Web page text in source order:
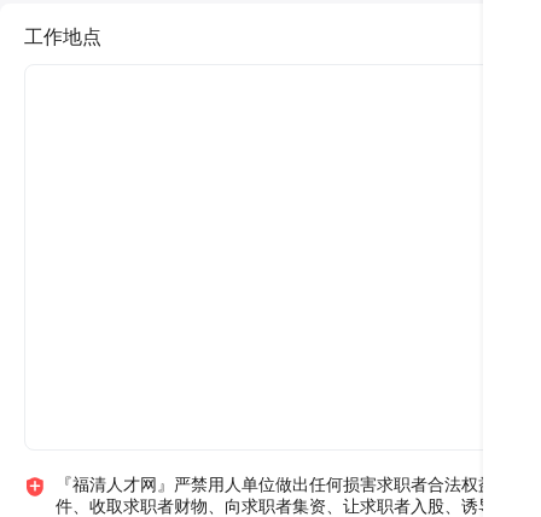
工作地点
『福清人才网』严禁用人单位做出任何损害求职者合法权益的
件、收取求职者财物、向求职者集资、让求职者入股、诱导求职